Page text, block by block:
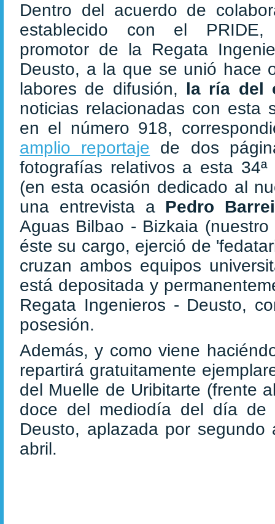
Dentro del acuerdo de
establecido con el PRIDE,
promotor de la Regata
Deusto, a la que se unió hace
labores de difusión, la ría del
noticias relacionadas con esta
en el número 918,
amplio reportaje de dos
fotografías relativos a esta
(en esta ocasión dedicado al
una entrevista a Pedro
Aguas Bilbao - Bizkaia
éste su cargo, ejerció de
cruzan ambos equipos
está depositada y
Regata Ingenieros - Deusto,
posesión.
Además, y como viene
repartirá gratuitamente
del Muelle de Uribitarte (frente
doce del mediodía del día de
Deusto, aplazada por
abril.